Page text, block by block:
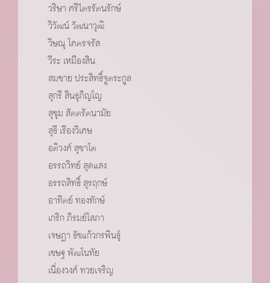
วริษา ศรีไตรรัตนรักษ์
วิวัฒน์ วัฒนาวุฒิ
วิษณุ โคตรจรัส
วีระ เหมืองสิน
สมชาย ประสิทธิ์จูตระกูล
สุกรี สินธุภิญโญ
สุขุม สัตตรัตนามัย
สุธี เรืองวิเศษ
อติวงศ์ สุชาโต
อรรถวิทย์ สุดแสง
อรรถสิทธิ์ สุรฤกษ์
อาทิตย์ ทองทักษ์
เกริก ภิรมย์โสภา
เจษฏา ธัชแก้วกรพินธ์ุ
เชษฐ พัฒโนทัย
เนื่องวงศ์ ทวยเจริญ